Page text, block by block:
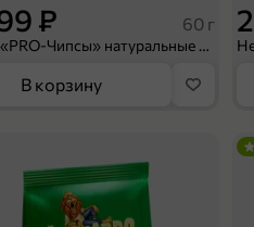
₽ 60 г
Чипсы «PRO-Чипсы» натуральные картофельные со вкусом краба, 60 г
В корзину